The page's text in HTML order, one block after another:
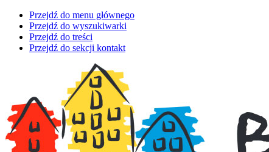
Przejdź do menu głównego
Przejdź do wyszukiwarki
Przejdź do treści
Przejdź do sekcji kontakt